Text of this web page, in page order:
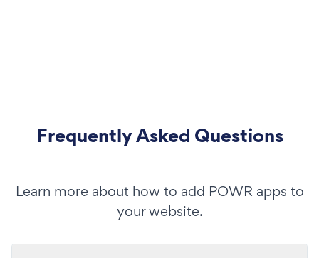
Frequently Asked Questions
Learn more about how to add POWR apps to
your website.